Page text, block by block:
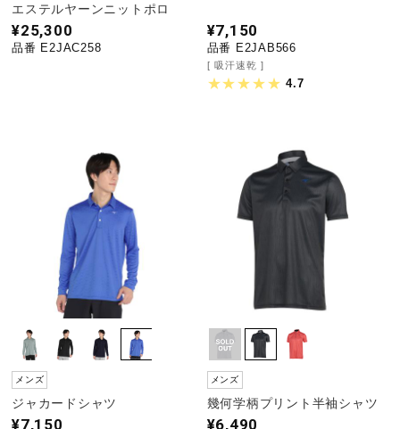
エステルヤーンニットポロ
¥25,300
品番 E2JAC258
¥7,150
品番 E2JAB566
吸汗速乾
4.7
メンズ
ジャカードシャツ
¥7,150
メンズ
幾何学柄プリント半袖シャツ
¥6,490